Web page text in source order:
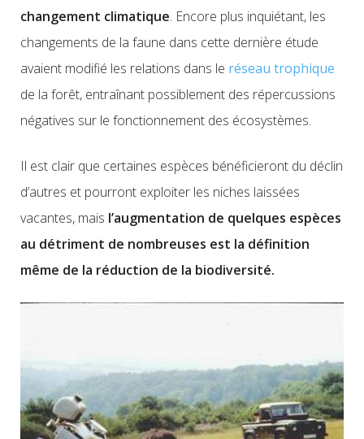
changement climatique. Encore plus inquiétant, les
changements de la faune dans cette dernière étude
avaient modifié les relations dans le réseau trophique
de la forêt, entraînant possiblement des répercussions
négatives sur le fonctionnement des écosystèmes.
Il est clair que certaines espèces bénéficieront du déclin
d’autres et pourront exploiter les niches laissées
vacantes, mais l’augmentation de quelques espèces
au détriment de nombreuses est la définition
même de la réduction de la biodiversité.